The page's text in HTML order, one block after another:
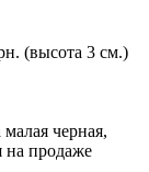
черная,
на продаже